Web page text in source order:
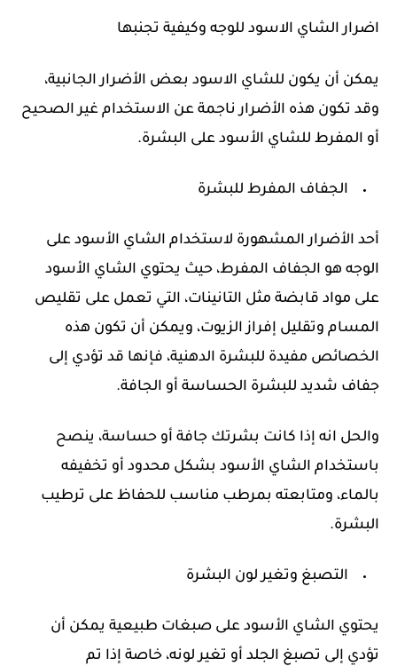
اضرار الشاي الاسود للوجه وكيفية تجنبها
يمكن أن يكون للشاي الاسود بعض الأضرار الجانبية،
وقد تكون هذه الأضرار ناجمة عن الاستخدام غير الصحيح
أو المفرط للشاي الأسود على البشرة.
الجفاف المفرط للبشرة
أحد الأضرار المشهورة لاستخدام الشاي الأسود على
الوجه هو الجفاف المفرط، حيث يحتوي الشاي الأسود
على مواد قابضة مثل التانينات، التي تعمل على تقليص
المسام وتقليل إفراز الزيوت، ويمكن أن تكون هذه
الخصائص مفيدة للبشرة الدهنية، فإنها قد تؤدي إلى
جفاف شديد للبشرة الحساسة أو الجافة.
والحل انه إذا كانت بشرتك جافة أو حساسة، ينصح
باستخدام الشاي الأسود بشكل محدود أو تخفيفه
بالماء، ومتابعته بمرطب مناسب للحفاظ على ترطيب
البشرة.
التصبغ وتغير لون البشرة
يحتوي الشاي الأسود على صبغات طبيعية يمكن أن
تؤدي إلى تصبغ الجلد أو تغير لونه، خاصة إذا تم